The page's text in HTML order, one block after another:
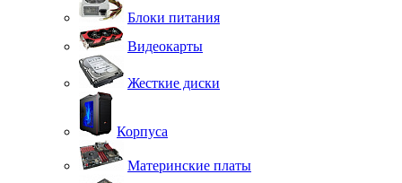
Блоки питания
Видеокарты
Жесткие диски
Корпуса
Материнские платы